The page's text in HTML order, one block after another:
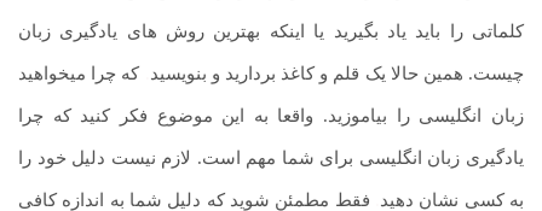
کلماتی را باید یاد بگیرید یا اینکه بهترین روش های یادگیری زبان
چیست. همین حالا یک قلم و کاغذ بردارید و بنویسید که چرا می­خواهید
زبان انگلیسی را بیاموزید. واقعا به این موضوع فکر کنید که چرا
یادگیری زبان انگلیسی برای شما مهم است. لازم نیست دلیل خود را
به کسی نشان دهید فقط مطمئن شوید که دلیل شما به اندازه کافی